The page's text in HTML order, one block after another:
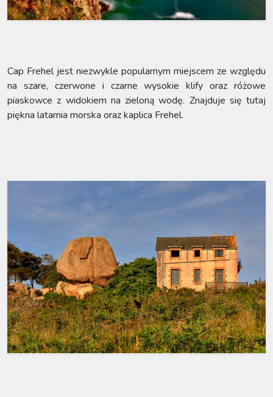
Cap Frehel jest niezwykle popularnym miejscem ze względu
na szare, czerwone i czarne wysokie klify oraz różowe
piaskowce z widokiem na zieloną wodę. Znajduje się tutaj
piękna latarnia morska oraz kaplica Frehel.